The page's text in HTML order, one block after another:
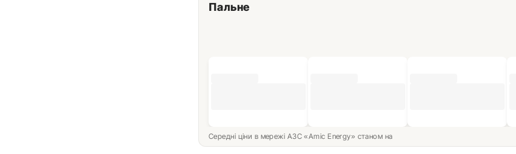
Пальне
Середні ціни в мережі АЗС «Amic Energy» станом на